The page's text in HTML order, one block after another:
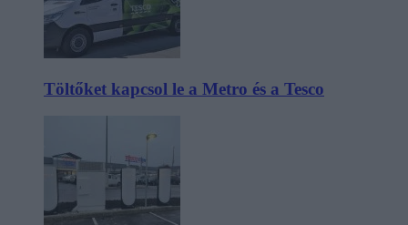
Töltőket kapcsol le a Metro és a Tesco